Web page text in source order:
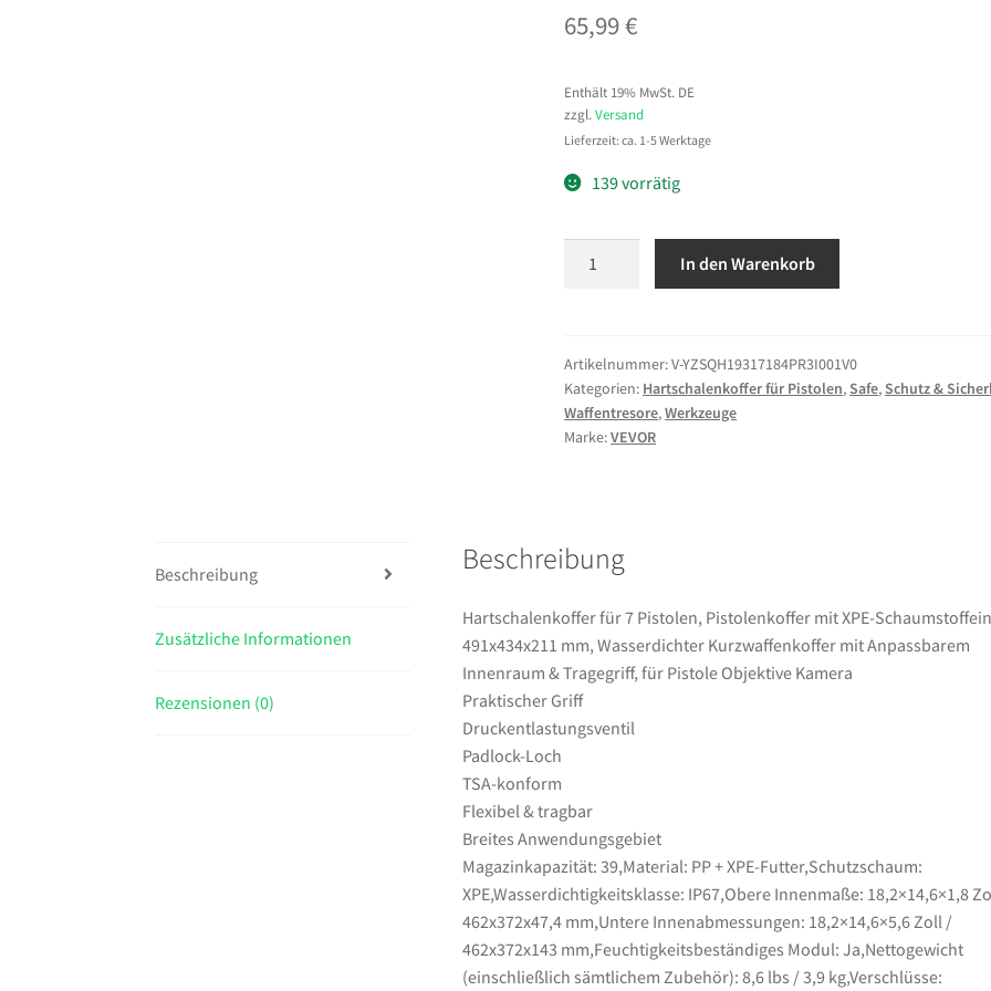
65,99€
Enthält 19% MwSt. DE
zzgl.Versand
Lieferzeit: ca. 1-5 Werktage
139 vorrätig
Pistolen,
Pistolenkoffer
mit
XPE-
Wasserdichter
mit
Anpassbarem
Innenraum
&
Tragegriff,
Objektive
Kamera
Menge
In den Warenkorb
Artikelnummer:V-YZSQH19317184PR3I001V0
Kategorien: Hartschalenkoffer für Pistolen,Safe,Schutz &
Waffentresore,Werkzeuge
Marke:VEVOR
Beschreibung
Zusätzliche Informationen
Rezensionen (0)
Beschreibung
Hartschalenkoffer für 7 Pistolen, Pistolenkoffer mit XPE-
491x434x211 mm, Wasserdichter Kurzwaffenkoffer mit Anpassbarem
Innenraum & Tragegriff, für Pistole Objektive Kamera
Praktischer Griff
Druckentlastungsventil
Padlock-Loch
TSA-konform
Flexibel & tragbar
Breites Anwendungsgebiet
Magazinkapazität: 39,Material: PP + XPE-Futter,Schutzschaum:
XPE,Wasserdichtigkeitsklasse: IP67,Obere Innenmaße: 18,2×14,6×1,8
462x372x47,4 mm,Untere Innenabmessungen: 18,2×14,6×5,6 Zoll /
462x372x143 mm,Feuchtigkeitsbeständiges Modul: Ja,Nettogewicht
(einschließlich sämtlichem Zubehör): 8,6 lbs / 3,9 kg,Verschlüsse: